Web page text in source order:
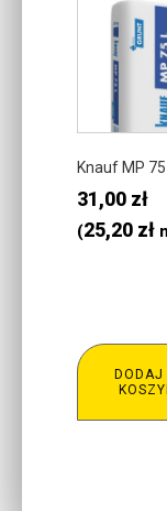
Knauf MP 75 L
31,00 zł
(25,20 zł
DODAJ